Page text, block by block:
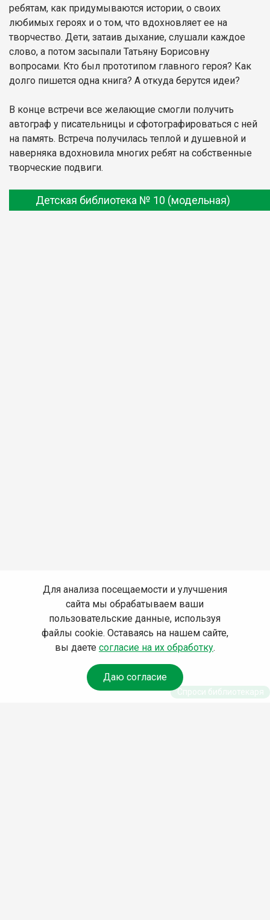
ребятам, как придумываются истории, о своих
любимых героях и о том, что вдохновляет ее на
творчество. Дети, затаив дыхание, слушали каждое
слово, а потом засыпали Татьяну Борисовну
вопросами. Кто был прототипом главного героя? Как
долго пишется одна книга? А откуда берутся идеи?
В конце встречи все желающие смогли получить
автограф у писательницы и сфотографироваться с ней
на память. Встреча получилась теплой и душевной и
наверняка вдохновила многих ребят на собственные
творческие подвиги.
Детская библиотека № 10 (модельная)
Для анализа посещаемости и улучшения
сайта мы обрабатываем ваши
пользовательские данные, используя
файлы cookie. Оставаясь на нашем сайте,
вы даете согласие на их обработку.
Даю согласие
Спроси библиотекаря